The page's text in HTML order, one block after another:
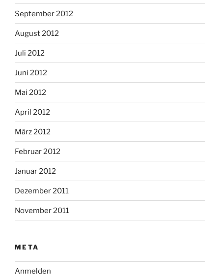
September 2012
August 2012
Juli 2012
Juni 2012
Mai 2012
April 2012
März 2012
Februar 2012
Januar 2012
Dezember 2011
November 2011
META
Anmelden